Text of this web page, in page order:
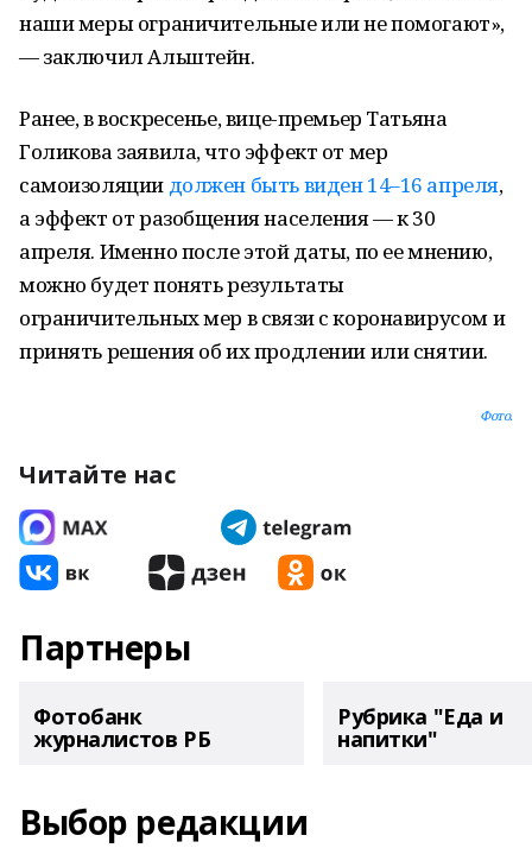
наши меры ограничительные или не помогают»,
— заключил Альштейн.
Ранее, в воскресенье, вице-премьер Татьяна
Голикова заявила, что эффект от мер
самоизоляции должен быть виден 14–16 апреля,
а эффект от разобщения населения — к 30
апреля. Именно после этой даты, по ее мнению,
можно будет понять результаты
ограничительных мер в связи с коронавирусом и
принять решения об их продлении или снятии.
Фото.
Читайте нас
Партнеры
Фотобанк
журналистов РБ
Рубрика "Еда и
напитки"
Выбор редакции